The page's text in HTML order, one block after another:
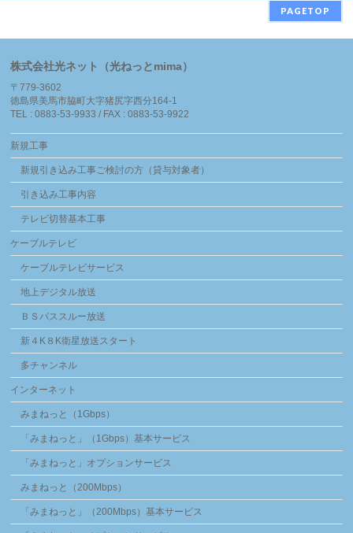
PAGETOP
株式会社光ネット（光ねっとmima）
〒779-3602
徳島県美馬市脇町大字猪尻字西分164-1
TEL : 0883-53-9933 / FAX : 0883-53-9922
新規工事
新規引き込み工事ご検討の方（貸与対象者）
引き込み工事内容
テレビ切替基本工事
ケーブルテレビ
ケーブルテレビサービス
地上デジタル放送
ＢＳパススルー放送
新４K８K衛星放送スタート
多チャンネル
インターネット
みまねっと（1Gbps）
「みまねっと」（1Gbps）基本サービス
「みまねっと」オプションサービス
みまねっと（200Mbps）
「みまねっと」（200Mbps）基本サービス